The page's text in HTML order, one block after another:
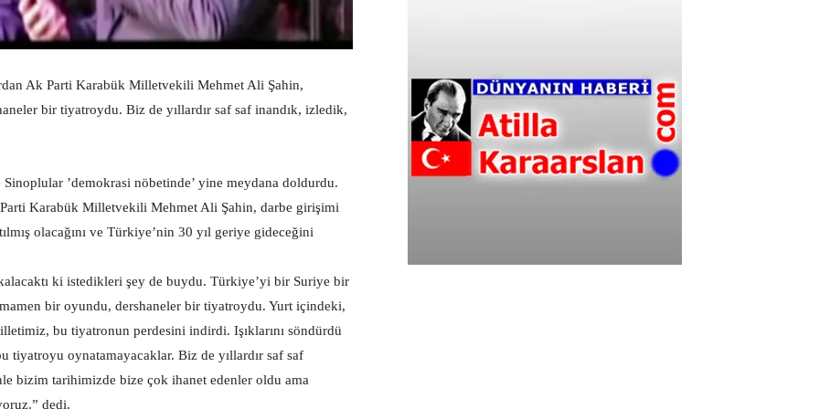
Ak Parti Karabük Milletvekili Mehmet Ali Şahin,
bir tiyatroydu. Biz de yıllardır saf saf inandık, izledik,
’demokrasi nöbetinde’ yine meydana doldurdu.
Karabük Milletvekili Mehmet Ali Şahin, darbe girişimi
olacağını ve Türkiye’nin 30 yıl geriye gideceğini
ki istedikleri şey de buydu. Türkiye’yi bir Suriye bir
bir oyundu, dershaneler bir tiyatroydu. Yurt içindeki,
bu tiyatronun perdesini indirdi. Işıklarını söndürdü
tiyatroyu oynatamayacaklar. Biz de yıllardır saf saf
bizim tarihimizde bize çok ihanet edenler oldu ama
dedi.